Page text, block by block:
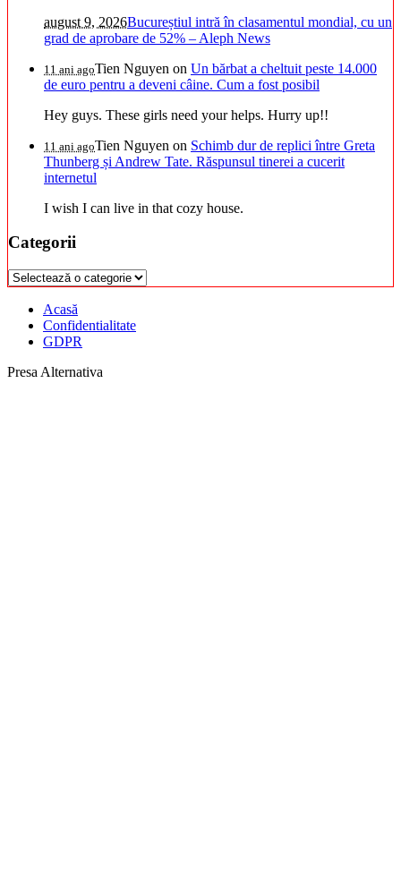
august 9, 2026Bucureștiul intră în clasamentul mondial, cu un
grad de aprobare de 52% – Aleph News
11 ani agoTien Nguyen on Un bărbat a cheltuit peste 14.000
de euro pentru a deveni câine. Cum a fost posibil
Hey guys. These girls need your helps. Hurry up!!
11 ani agoTien Nguyen on Schimb dur de replici între Greta
Thunberg și Andrew Tate. Răspunsul tinerei a cucerit
internetul
I wish I can live in that cozy house.
Categorii
Categorii
Acasă
Confidentialitate
GDPR
Presa Alternativa